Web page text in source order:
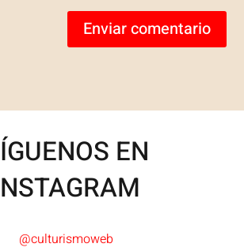
Enviar comentario
EN
@culturismoweb